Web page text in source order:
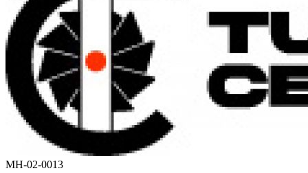
MH-02-0013